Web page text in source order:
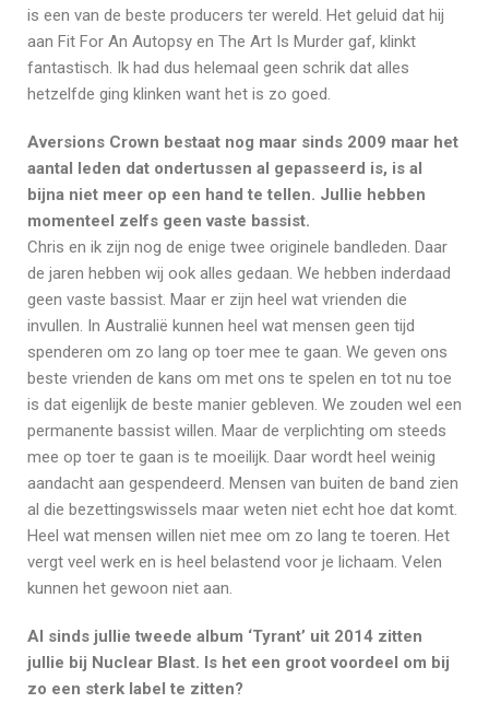
is een van de beste producers ter wereld. Het geluid dat hij
aan Fit For An Autopsy en The Art Is Murder gaf, klinkt
fantastisch. Ik had dus helemaal geen schrik dat alles
hetzelfde ging klinken want het is zo goed.
Aversions Crown bestaat nog maar sinds 2009 maar het
aantal leden dat ondertussen al gepasseerd is, is al
bijna niet meer op een hand te tellen. Jullie hebben
momenteel zelfs geen vaste bassist.
Chris en ik zijn nog de enige twee originele bandleden. Daar
de jaren hebben wij ook alles gedaan. We hebben inderdaad
geen vaste bassist. Maar er zijn heel wat vrienden die
invullen. In Australië kunnen heel wat mensen geen tijd
spenderen om zo lang op toer mee te gaan. We geven ons
beste vrienden de kans om met ons te spelen en tot nu toe
is dat eigenlijk de beste manier gebleven. We zouden wel een
permanente bassist willen. Maar de verplichting om steeds
mee op toer te gaan is te moeilijk. Daar wordt heel weinig
aandacht aan gespendeerd. Mensen van buiten de band zien
al die bezettingswissels maar weten niet echt hoe dat komt.
Heel wat mensen willen niet mee om zo lang te toeren. Het
vergt veel werk en is heel belastend voor je lichaam. Velen
kunnen het gewoon niet aan.
Al sinds jullie tweede album ‘Tyrant’ uit 2014 zitten
jullie bij Nuclear Blast. Is het een groot voordeel om bij
zo een sterk label te zitten?